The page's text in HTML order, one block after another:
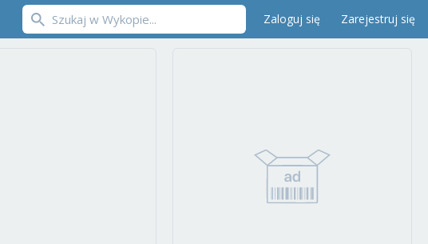
Zaloguj się Zarejestruj się